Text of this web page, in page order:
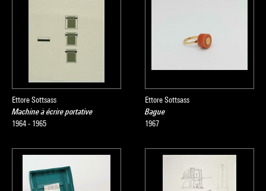
Ettore Sottsass
Machine à écrire portative
1964 - 1965
Ettore Sottsass
Bague
1967